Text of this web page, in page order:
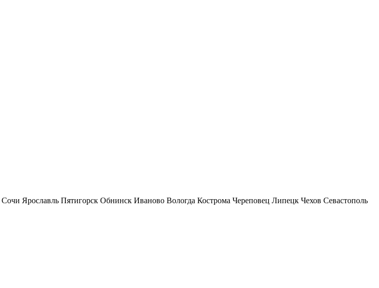
Сочи Ярославль Пятигорск Обнинск Иваново Вологда Кострома Череповец Липецк Чехов Севастополь